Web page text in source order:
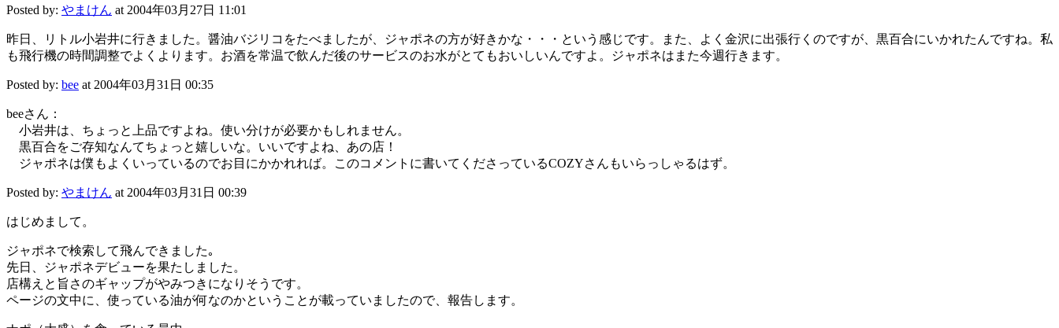
Posted by: やまけん at 2004年03月27日 11:01
昨日、リトル小岩井に行きました。醤油バジリコをたべましたが、ジャポネの方が好きかな・・・という感じです。また、よく金沢に出張行くのですが、黒百合にいかれたんですね。私
も飛行機の時間調整でよくよります。お酒を常温で飲んだ後のサービスのお水がとてもおいしいんですよ。ジャポネはまた今週行きます。
Posted by: bee at 2004年03月31日 00:35
beeさん：
小岩井は、ちょっと上品ですよね。使い分けが必要かもしれません。
黒百合をご存知なんてちょっと嬉しいな。いいですよね、あの店！
ジャポネは僕もよくいっているのでお目にかかれれば。このコメントに書いてくださっているCOZYさんもいらっしゃるはず。
Posted by: やまけん at 2004年03月31日 00:39
はじめまして。
ジャポネで検索して飛んできました｡
先日、ジャポネデビューを果たしました。
店構えと旨さのギャップがやみつきになりそうです。
ページの文中に、使っている油が何なのかということが載っていましたので、報告します。